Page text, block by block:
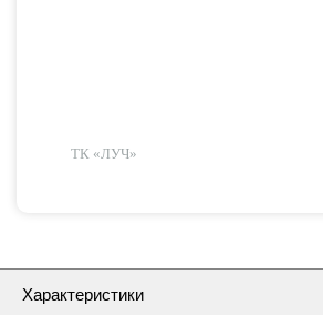
ТК «ЛУЧ»
Характеристики